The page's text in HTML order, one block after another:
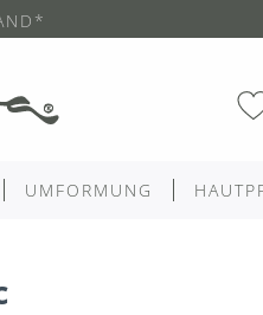
UMFORMUNG